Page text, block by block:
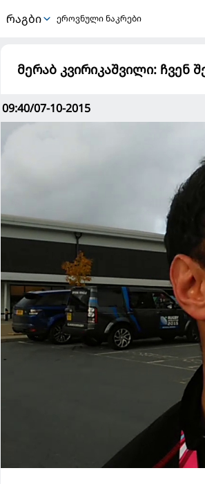
ᲠᲐᲒᲑᲘ ეროვნული ნაკრები
მერაბ კვირიკაშვილი: ჩვენ
09:40/07-10-2015